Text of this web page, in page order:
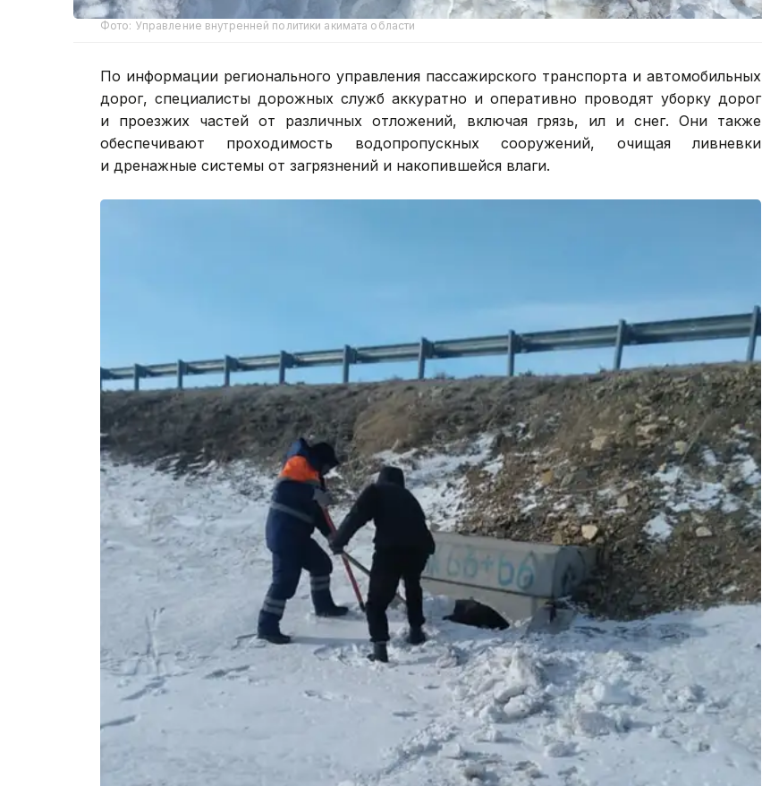
Фото: Управление внутренней политики акимата области
По информации регионального управления пассажирского транспорта и автомобильных
дорог, специалисты дорожных служб аккуратно и оперативно проводят уборку дорог
и проезжих частей от различных отложений, включая грязь, ил и снег. Они также
обеспечивают проходимость водопропускных сооружений, очищая ливневки
и дренажные системы от загрязнений и накопившейся влаги.